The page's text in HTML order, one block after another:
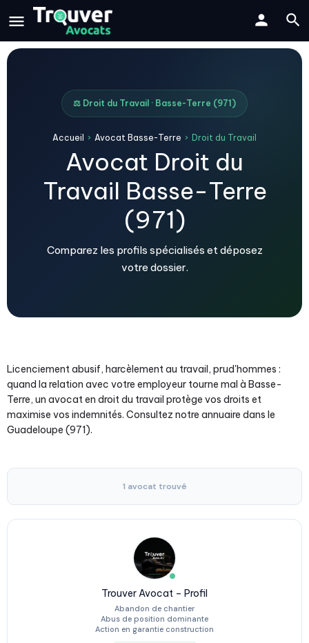
⚖️ Droit du Travail · Basse-Terre (971)
Accueil › Avocat Basse-Terre › Droit du Travail
Avocat Droit du
Travail Basse-Terre
(971)
Comparez les profils spécialisés et déposez
votre dossier.
Licenciement abusif, harcèlement au travail, prud'hommes :
quand la relation avec votre employeur tourne mal à Basse-
Terre, un avocat en droit du travail protège vos droits et
maximise vos indemnités. Consultez notre annuaire dans le
Guadeloupe (971).
1 avocat trouvé
Trouver Avocat – Profil
Abandon de chantier
Abus de position dominante
Action en garantie construction